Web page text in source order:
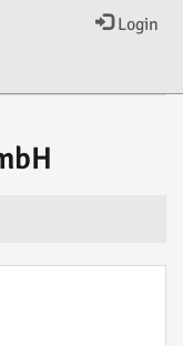
Login